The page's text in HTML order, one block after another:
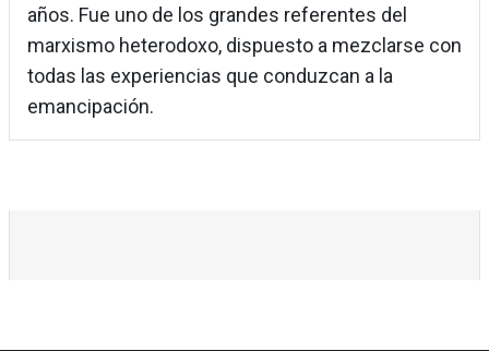
años. Fue uno de los grandes referentes del
marxismo heterodoxo, dispuesto a mezclarse con
todas las experiencias que conduzcan a la
emancipación.